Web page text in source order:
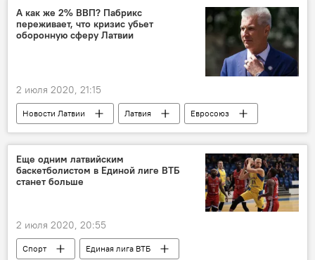
А как же 2% ВВП? Пабрикс
переживает, что кризис убьет
оборонную сферу Латвии
2 июля 2020, 21:15
Новости Латвии Латвия
Евросоюз
2% ВВП
Артис Пабрикс
Еще одним латвийским
баскетболистом в Единой лиге ВТБ
станет больше
2 июля 2020, 20:55
Спорт Единая лига ВТБ